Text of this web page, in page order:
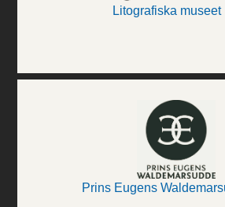
Litografiska museet
Prins Eugens